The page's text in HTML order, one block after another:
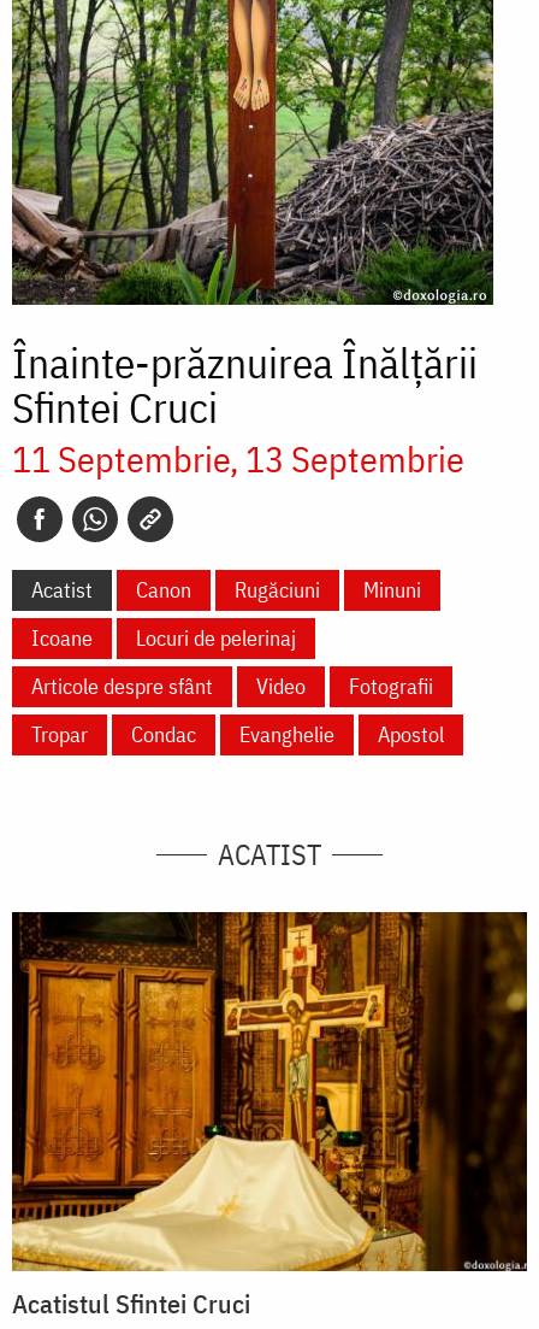
Înainte-prăznuirea Înălțării
Sfintei Cruci
11 Septembrie 13 Septembrie
Acatist Canon Rugăciuni
Minuni
Icoane
Locuri de pelerinaj
Articole despre sfânt
Video
Fotografii
Tropar
Condac Evanghelie Apostol
ACATIST
Acatistul Sfintei Cruci